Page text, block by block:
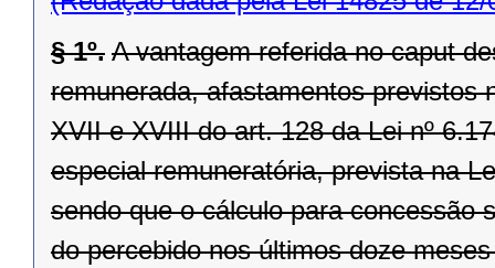
§ 1º. A vantagem referida no caput
remunerada, afastamentos
XVII e XVIII do art. 128 da Lei nº
especial remuneratória, prevista na
sendo que o cálculo para concessão
do percebido nos últimos doze